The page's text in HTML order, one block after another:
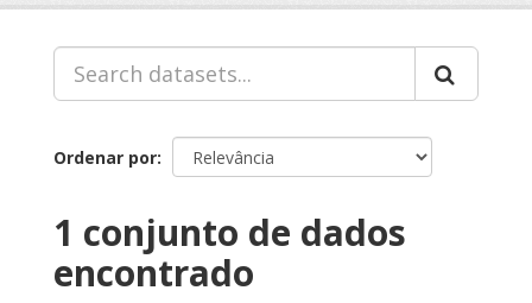
Ordenar por
1 conjunto de dados
encontrado